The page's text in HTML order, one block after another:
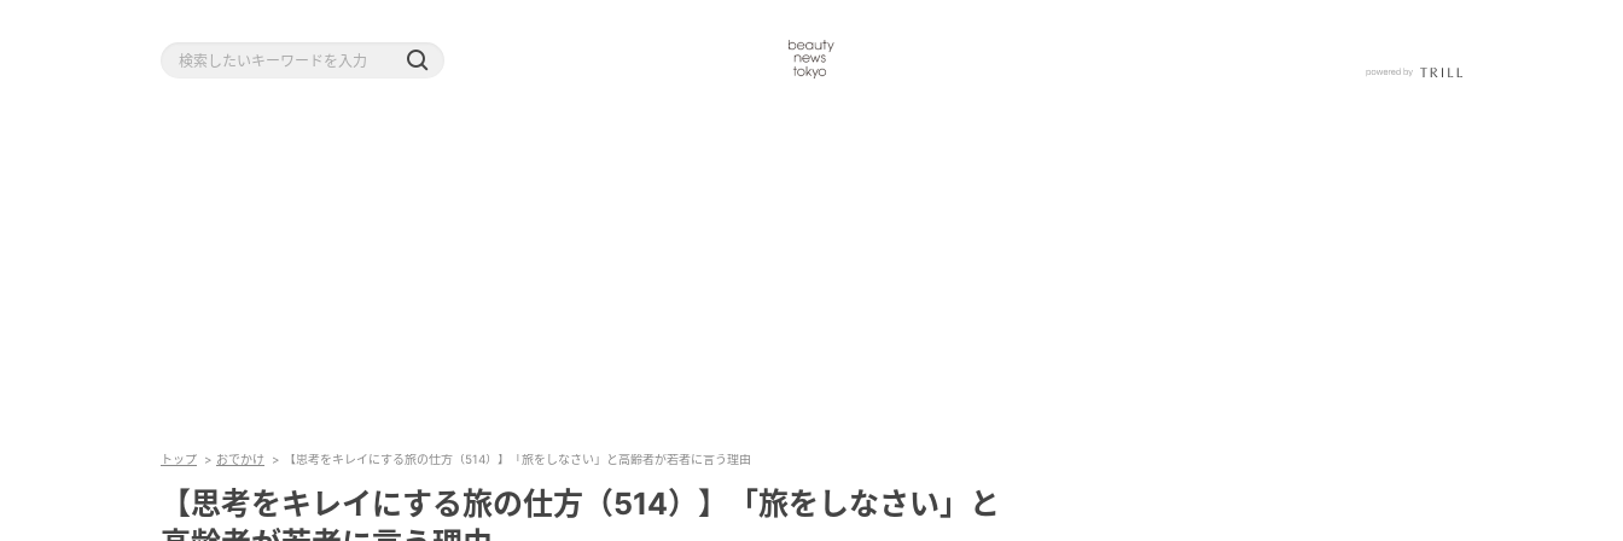
トップ おでかけ 【思考をキレイにする旅の仕方（514）】「旅をしなさい」と高齢者が若者に言う理由
【思考をキレイにする旅の仕方（514）】「旅をしなさい」と